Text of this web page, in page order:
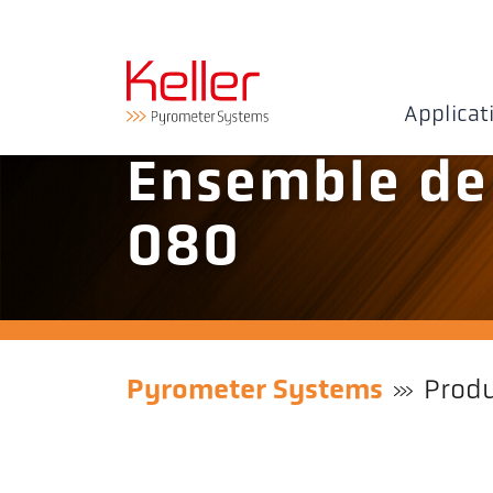
Ensemble
080
Pyrometer Systems